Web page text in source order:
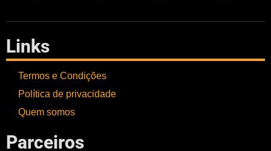
Links
Termos e Condições
Política de privacidade
Quem somos
Parceiros